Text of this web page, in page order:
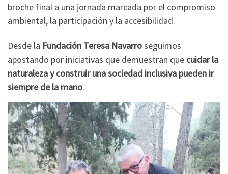
broche final a una jornada marcada por el compromiso
ambiental, la participación y la accesibilidad.
Desde la Fundación Teresa Navarroseguimos
apostando por iniciativas que demuestran que cuidar la
naturaleza y construir una sociedad inclusiva pueden ir
siempre de la mano.